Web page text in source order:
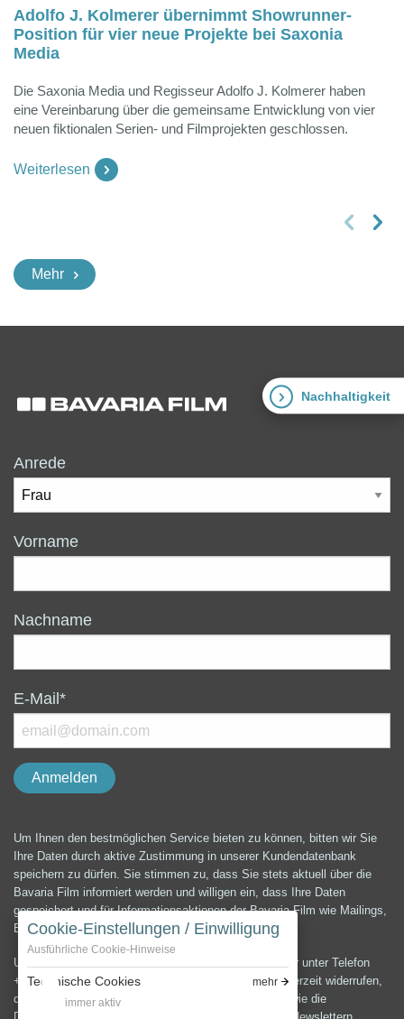
Cookie-Einstellungen / Einwilligung
Ausführliche Cookie-Hinweise
Technische Cookies
mehr
immer aktiv
Adolfo J. Kolmerer übernimmt Showrunner-
Position für vier neue Projekte bei Saxonia
Media
Die Saxonia Media und Regisseur Adolfo J. Kolmerer haben
eine Vereinbarung über die gemeinsame Entwicklung von vier
neuen fiktionalen Serien- und Filmprojekten geschlossen.
Weiterlesen
Mehr
Nachhaltigkeit
Anrede
Vorname
Nachname
E-Mail*
Um Ihnen den bestmöglichen Service bieten zu können, bitten wir Sie
Ihre Daten durch aktive Zustimmung in unserer Kundendatenbank
speichern zu dürfen. Sie stimmen zu, dass Sie stets aktuell über die
Bavaria Film informiert werden und willigen ein, dass Ihre Daten
gespeichert und für Informationsaktionen der Bavaria Film wie Mailings,
E-Mails, Newsletter etc. verwendet werden können.
Unter der E-Mail-Adresse presse@bavaria-film.de oder unter Telefon
+49 (0) 89 64 99 3900 können Sie die Einwilligung jederzeit widerrufen,
die Änderung und Löschung Ihrer Daten verlangen sowie die